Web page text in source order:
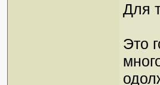
Для
Это